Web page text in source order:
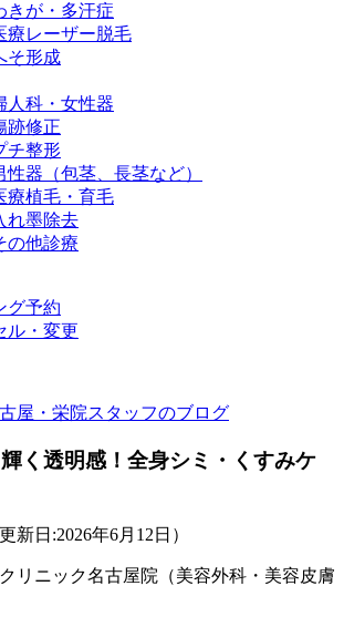
きが・多汗症
療レーザー脱毛
そ形成
人科・女性器
跡修正
チ整形
性器（包茎、長茎など）
療植毛・育毛
れ墨除去
の他診療
グ予約
ル・変更
屋・栄院スタッフのブログ
く透明感！全身シミ・くすみケ
新日:2026年6月12日）
リニック名古屋院（美容外科・美容皮膚